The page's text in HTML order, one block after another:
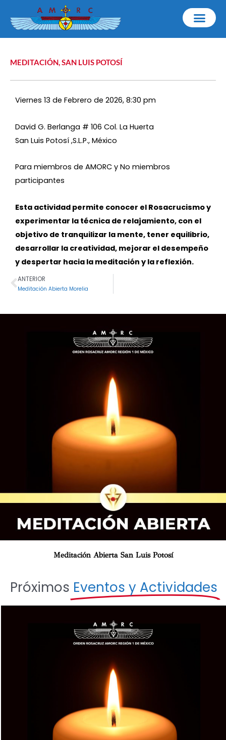
contenido
Meditación Abierta San Luis Potosí
MEDITACIÓN,SAN LUIS POTOSÍ
Viernes 13 de Febrero de 2026, 8:30 pm
David G. Berlanga # 106 Col. La Huerta
San Luis Potosí ,S.L.P., México
Para miembros de AMORC y No miembros
participantes
Esta actividad permite conocer el Rosacrucismo y
experimentar la técnica de relajamiento, con el
objetivo de tranquilizar la mente, tener equilibrio,
desarrollar la creatividad, mejorar el desempeño
y despertar hacia la meditación y la reflexión.
Ant
ANTERIOR
Meditación Abierta Morelia
Próximos Eventos y Actividades